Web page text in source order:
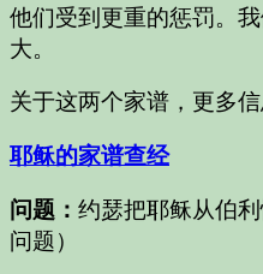
他们受到更重的惩罚。
大。
关于这两个家谱，更多信
耶稣的家谱查经
问题： 约瑟把耶稣从伯
问题）